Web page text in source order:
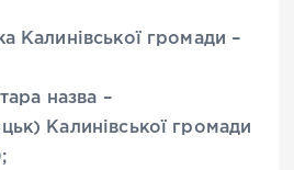
Калинівської громади –
назва –
Калинівської громади